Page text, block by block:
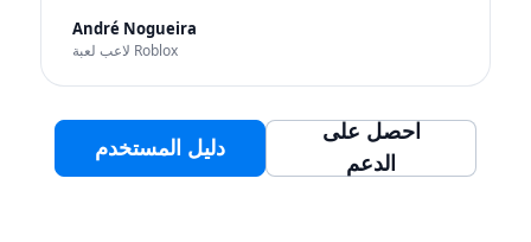
André Nogueira
لاعب لعبة Roblox
دليل المستخدم
احصل على
الدعم